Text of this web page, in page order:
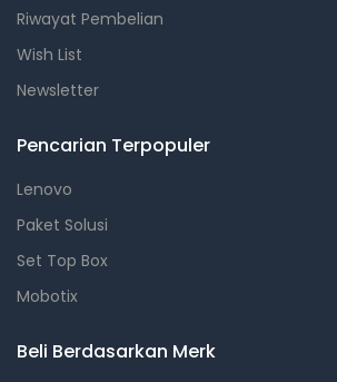
Riwayat Pembelian
Wish List
Newsletter
Pencarian Terpopuler
Lenovo
Paket Solusi
Set Top Box
Mobotix
Beli Berdasarkan Merk